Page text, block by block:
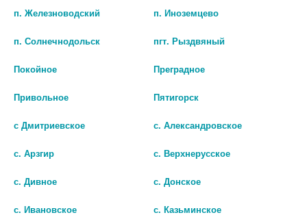
шт
В КОРЗИНУ В КОРЗИНУ
п. Железноводский п. Иноземцево
п. Солнечнодольск пгт. Рыздвяный
Покойное Преградное
Привольное Пятигорск
с Дмитриевское с. Александровское
с. Арзгир с. Верхнерусское
с. Дивное с. Донское
с. Ивановское с. Казьминское